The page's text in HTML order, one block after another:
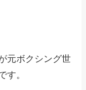
元ボクシング世
す。